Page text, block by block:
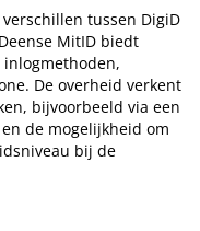
tussen DigiD
MitID biedt
De overheid verkent
bijvoorbeeld via een
de mogelijkheid om
bij de